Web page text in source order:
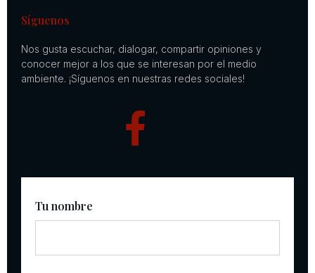
Síguenos
Nos gusta escuchar, dialogar, compartir opiniones y
conocer mejor a los que se interesan por el medio
ambiente. ¡Síguenos en nuestras redes sociales!
Tu nombre